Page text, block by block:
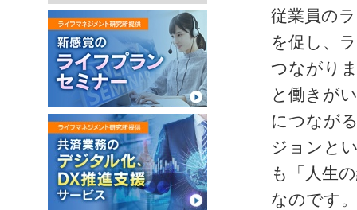
従業員の
を促し、
つながり
と働きが
につなが
ジョンと
も「人生
なのです。